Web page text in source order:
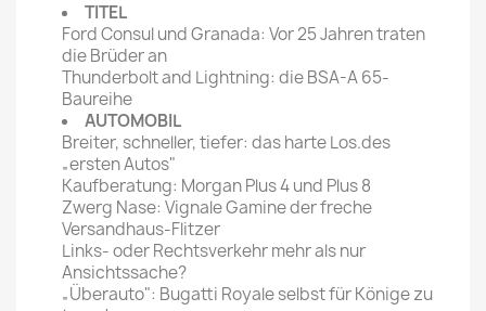
TITEL
Ford Consul und Granada: Vor 25 Jahren traten
die Brüder an
Thunderbolt and Lightning: die BSA-A 65-
Baureihe
AUTOMOBIL
Breiter, schneller, tiefer: das harte Los.des
„ersten Autos"
Kaufberatung: Morgan Plus 4 und Plus 8
Zwerg Nase: Vignale Gamine der freche
Versandhaus-Flitzer
Links- oder Rechtsverkehr mehr als nur
Ansichtssache?
„Überauto": Bugatti Royale selbst für Könige zu